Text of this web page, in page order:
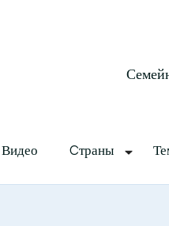
Видео Cтраны